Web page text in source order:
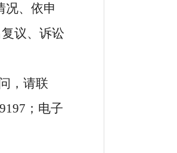
况、依申
议、诉讼
，请联
；电子